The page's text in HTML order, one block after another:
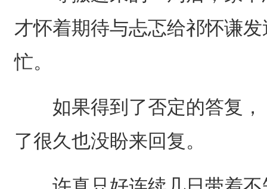
才怀着期待与忐忑给祁怀谦
忙。
如果得到了否定的答复，
了很久也没盼来回复。